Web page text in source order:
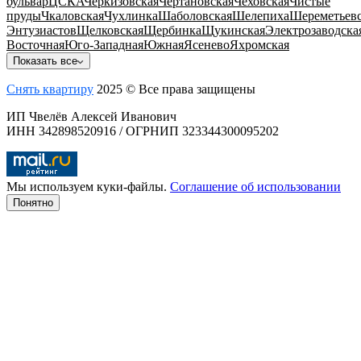
прудыЧкаловскаяЧухлинкаШаболовскаяШелепиха
ЭнтузиастовЩелковскаяЩербинкаЩукинская
ВосточнаяЮго-ЗападнаяЮжнаяЯсеневоЯхромская
Показать все
Снять квартиру 2025 © Все права защищены
ИП Чвелёв Алексей Иванович
ИНН 342898520916 / ОГРНИП 323344300095202
Мы используем куки-файлы. Соглашение об использовании
Понятно